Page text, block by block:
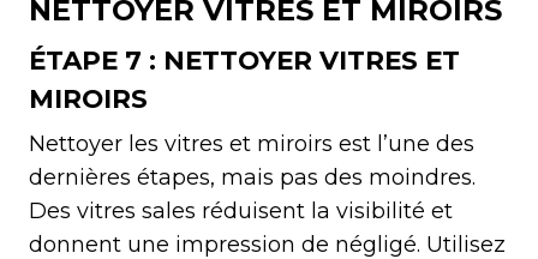
NETTOYER VITRES ET MIROIRS
ÉTAPE 7 : NETTOYER VITRES ET
MIROIRS
Nettoyer les vitres et miroirs est l’une des
dernières étapes, mais pas des moindres.
Des vitres sales réduisent la visibilité et
donnent une impression de négligé. Utilisez